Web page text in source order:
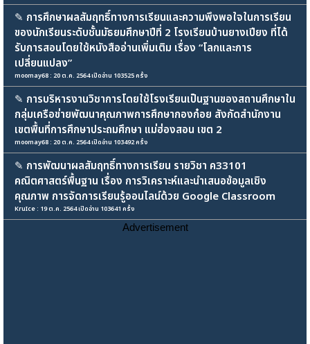
✎ การศึกษาผลสัมฤทธิ์ทางการเรียนและความพึงพอใจในการเรียน
ของนักเรียนระดับชั้นมัธยมศึกษาปีที่ 2 โรงเรียนบ้านยางเปียง ที่ได้
รับการสอนโดยใช้หนังสืออ่านเพิ่มเติม เรื่อง “โลกและการ
เปลี่ยนแปลง”
moomay68 : 20 ต.ค. 2564 เปิดอ่าน 103525 ครั้ง
✎ การบริหารงานวิชาการโดยใช้โรงเรียนเป็นฐานของสถานศึกษาใน
กลุ่มเครือข่ายพัฒนาคุณภาพการศึกษากองก๋อย สังกัดสำนักงาน
เขตพื้นที่การศึกษาประถมศึกษา แม่ฮ่องสอน เขต 2
moomay68 : 20 ต.ค. 2564 เปิดอ่าน 103492 ครั้ง
✎ การพัฒนาผลสัมฤทธิ์ทางการเรียน รายวิชา ค33101
คณิตศาสตร์พื้นฐาน เรื่อง การวิเคราะห์และนำเสนอข้อมูลเชิง
คุณภาพ การจัดการเรียนรู้ออนไลน์ด้วย Google Classroom
KruIce : 19 ต.ค. 2564 เปิดอ่าน 103641 ครั้ง
Advertisement